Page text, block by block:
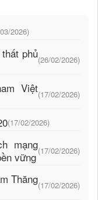
2026)
phủ(26/02/2026)
Việt(17/02/2026)
(17/02/2026)
mạng
vững (17/02/2026)
Thăng(17/02/2026)